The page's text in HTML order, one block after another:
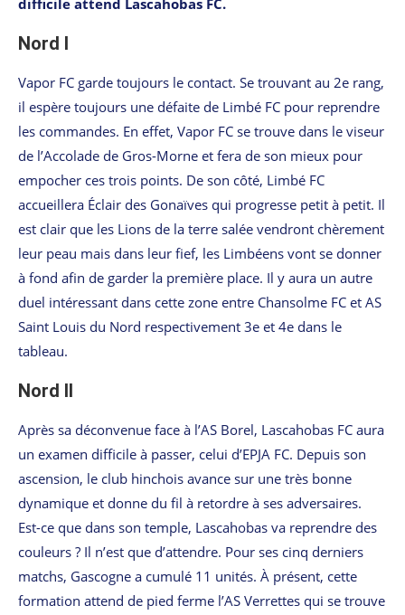
difficile attend Lascahobas FC.
Nord I
Vapor FC garde toujours le contact. Se trouvant au 2e rang,
il espère toujours une défaite de Limbé FC pour reprendre
les commandes. En effet, Vapor FC se trouve dans le viseur
de l’Accolade de Gros-Morne et fera de son mieux pour
empocher ces trois points. De son côté, Limbé FC
accueillera Éclair des Gonaïves qui progresse petit à petit. Il
est clair que les Lions de la terre salée vendront chèrement
leur peau mais dans leur fief, les Limbéens vont se donner
à fond afin de garder la première place. Il y aura un autre
duel intéressant dans cette zone entre Chansolme FC et AS
Saint Louis du Nord respectivement 3e et 4e dans le
tableau.
Nord II
Après sa déconvenue face à l’AS Borel, Lascahobas FC aura
un examen difficile à passer, celui d’EPJA FC. Depuis son
ascension, le club hinchois avance sur une très bonne
dynamique et donne du fil à retordre à ses adversaires.
Est-ce que dans son temple, Lascahobas va reprendre des
couleurs ? Il n’est que d’attendre. Pour ses cinq derniers
matchs, Gascogne a cumulé 11 unités. À présent, cette
formation attend de pied ferme l’AS Verrettes qui se trouve